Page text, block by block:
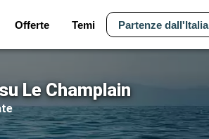
Offerte Temi Partenze dall'Italia
Le Champlain